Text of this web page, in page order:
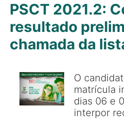
PSCT 2021.2:
resultado
chamada da
O
matrícula
dias 06 e
interpor